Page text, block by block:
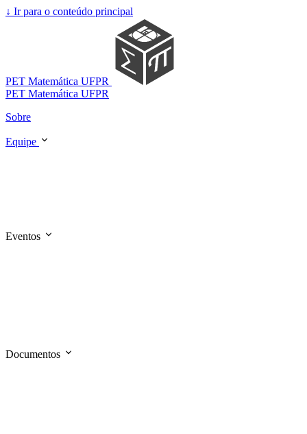
↓ Ir para o conteúdo principal
PET Matemática UFPR
PET Matemática UFPR
Sobre
Equipe
Eventos
Documentos